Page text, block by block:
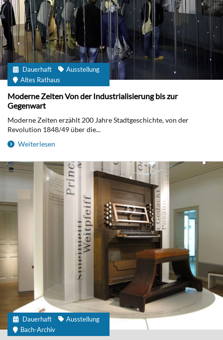
Dauerhaft
Ausstellung
Altes Rathaus
Moderne Zeiten Von der Industrialisierung bis zur
Gegenwart
Moderne Zeiten erzählt 200 Jahre Stadtgeschichte, von der
Revolution 1848/49 über die...
Weiterlesen
Dauerhaft
Ausstellung
Bach-Archiv